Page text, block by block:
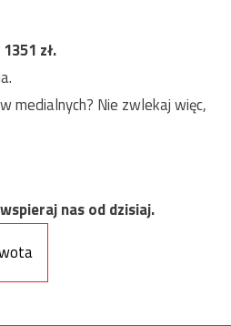
1351 zł.
medialnych? Nie zwlekaj więc,
nas od dzisiaj.